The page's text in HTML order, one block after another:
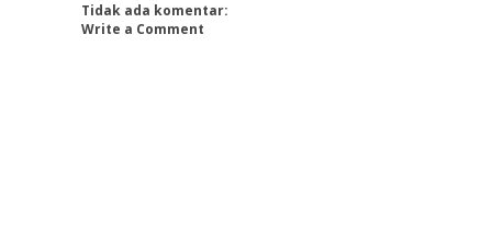
Tidak ada komentar:
Write a Comment